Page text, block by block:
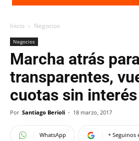
Inicio Negocios
Negocios
Marcha atrás
transparentes,
cuotas sin interés
Por Santiago Berioli - 18 marzo, 2017
WhatsApp + Seguinos